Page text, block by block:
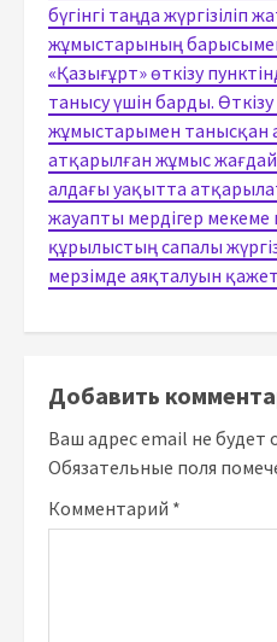
бүгінгі таңда жүргізіліп
жұмыстарының
«Қазығұрт» өткізу
танысу үшін барды.
жұмыстарымен танысқан
атқарылған жұмыс
алдағы уақытта
жауапты мердігер
құрылыстың сапалы
мерзімде аяқталуын
Добавить
Ваш адрес email не будет
Обязательные поля
Комментарий *